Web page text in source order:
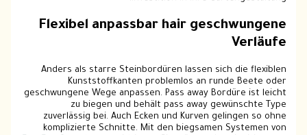
Flexibel anpassbar hair geschwungene
Verläufe
Anders als starre Steinbordüren lassen sich die flexiblen
Kunststoffkanten problemlos an runde Beete oder
geschwungene Wege anpassen. Pass away Bordüre ist leicht
zu biegen und behält pass away gewünschte Type
zuverlässig bei. Auch Ecken und Kurven gelingen so ohne
komplizierte Schnitte. Mit den biegsamen Systemen von